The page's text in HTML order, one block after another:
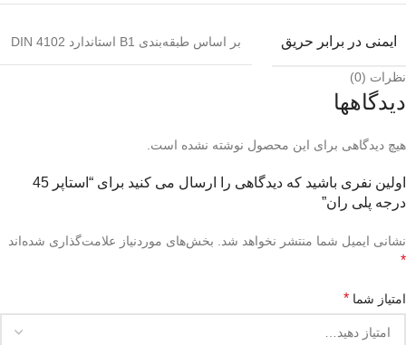
ایمنی در برابر حریق بر اساس طبقه‌بندی B1 استاندارد DIN 4102
نظرات (0)
دیدگاهها
هیچ دیدگاهی برای این محصول نوشته نشده است.
اولین نفری باشید که دیدگاهی را ارسال می کنید برای “استاپر 45
درجه پلی ران”
نشانی ایمیل شما منتشر نخواهد شد. بخش‌های موردنیاز علامت‌گذاری شده‌اند
*
امتیاز شما *